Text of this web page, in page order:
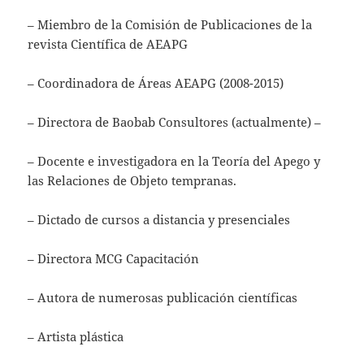
– Miembro de la Comisión de Publicaciones de la
revista Científica de AEAPG
– Coordinadora de Áreas AEAPG (2008-2015)
– Directora de Baobab Consultores (actualmente) –
– Docente e investigadora en la Teoría del Apego y
las Relaciones de Objeto tempranas.
– Dictado de cursos a distancia y presenciales
– Directora MCG Capacitación
– Autora de numerosas publicación científicas
– Artista plástica